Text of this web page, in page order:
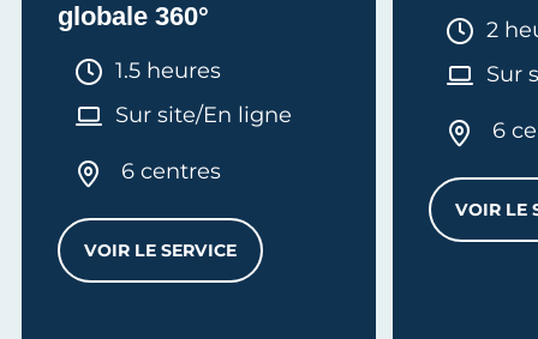
globale 360°
Durée :
1.5 heures
Sur site/En ligne
6 centres
VOIR LE SERVICEDIAGNOSTIC APPROCHE GLOBALE 360°
2
Sur
6
VOIR LE